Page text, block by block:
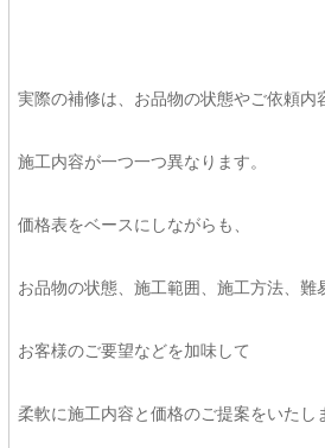
実際の補修は、お品物の状態やご依頼内
施工内容が一つ一つ異なります。
価格表をベースにしながらも、
お品物の状態、施工範囲、施工方法、難
お客様のご要望などを加味して
柔軟に施工内容と価格のご提案をいたし